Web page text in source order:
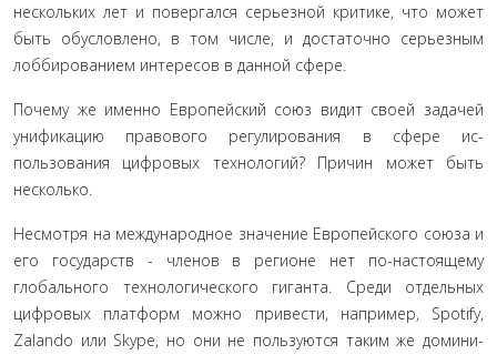
нескольких лет и повергался серьезной критике, что может
быть обусловлено, в том числе, и достаточно серьезным
лоббированием интересов в данной сфере.
Почему же именно Европейский союз видит своей за­дачей
унификацию правового регулирования в сфере ис­
пользования цифровых технологий? Причин может быть
несколько.
Несмотря на международное значение Европейского со­юза и
его государств - членов в регионе нет по-настоящему
глобального технологического гиганта. Среди отдельных
цифровых платформ можно привести, например, Spotify,
Zalando или Skype, но они не пользуются таким же домини­